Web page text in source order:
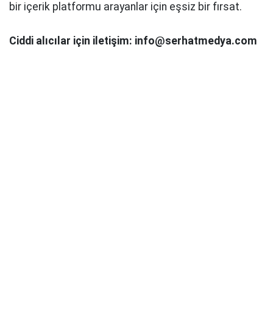
bir içerik platformu arayanlar için eşsiz bir fırsat.
Ciddi alıcılar için iletişim: info@serhatmedya.com